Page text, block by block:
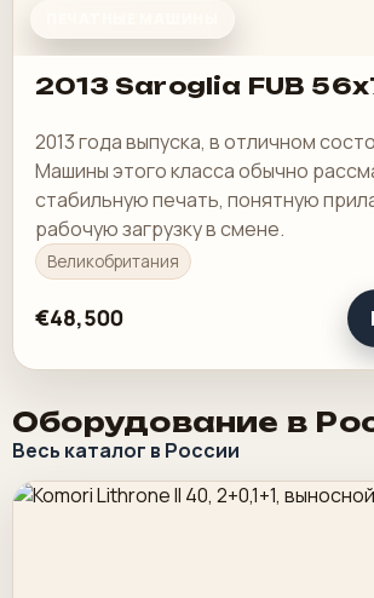
2013 Saroglia FUB
2013 года выпуска, в отличном
Машины этого класса обычно
стабильную печать, понятную
рабочую загрузку в смене.
Великобритания
€48,500
Оборудование в
Весь каталог в России